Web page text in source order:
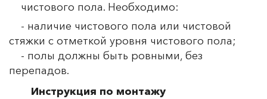
чистового пола. Необходимо:
- наличие чистового пола или чистовой
стяжки с отметкой уровня чистового пола;
- полы должны быть ровными, без
перепадов.
Инструкция по монтажу